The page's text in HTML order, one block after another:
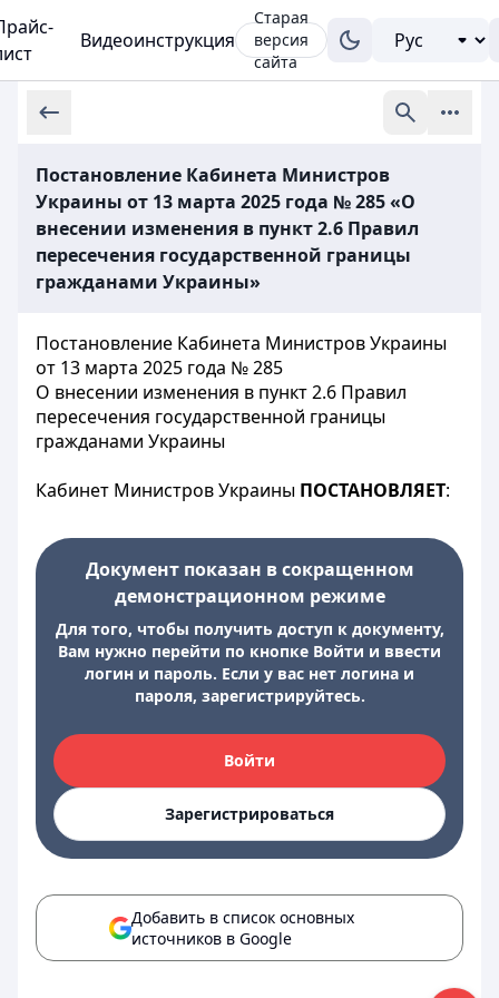
Видеоинструкция
Старая
версия
сайта
Постановление Кабинета Министров
Украины от 13 марта 2025 года № 285 «О
внесении изменения в пункт 2.6 Правил
пересечения государственной границы
гражданами Украины»
Постановление Кабинета Министров Украины
от 13 марта 2025 года № 285
О внесении изменения в пункт 2.6 Правил
пересечения государственной границы
гражданами Украины
Кабинет Министров Украины ПОСТАНОВЛЯЕТ:
Документ показан в сокращенном
демонстрационном режиме
Для того, чтобы получить доступ к документу,
Вам нужно перейти по кнопке Войти и ввести
логин и пароль. Если у вас нет логина и
пароля, зарегистрируйтесь.
Войти
Зарегистрироваться
Добавить в список основных
источников в Google